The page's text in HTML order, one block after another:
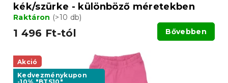
kék/szürke - különböző méretekben
Raktáron (>10 db)
1 496 Ft-tól Bővebben
Akció
Kedvezménykupon